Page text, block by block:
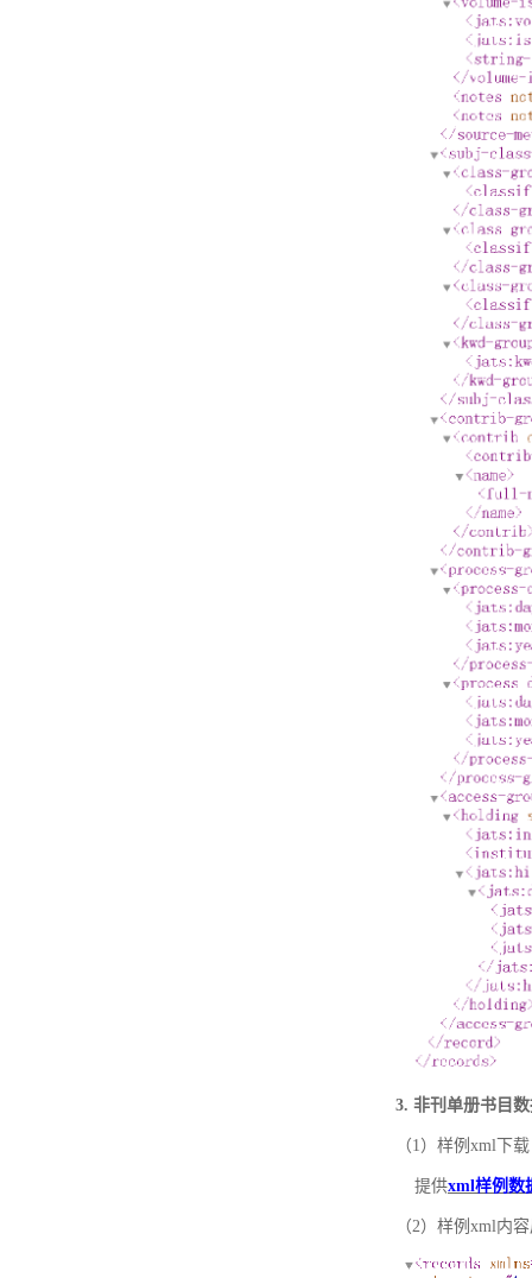
3. 非刊单册书目
（1）样例xml下载
提供xml样例数
（2）样例xml内